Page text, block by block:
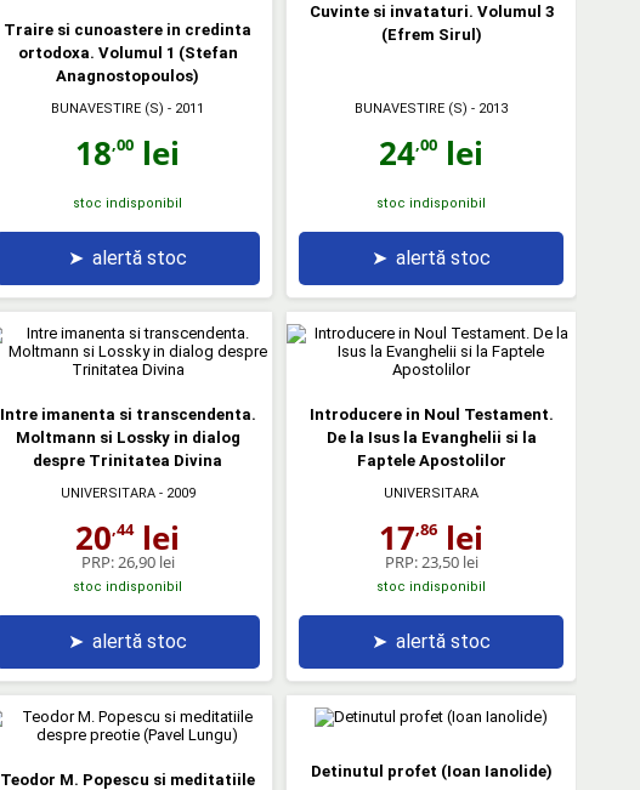
Traire si cunoastere in credinta
ortodoxa. Volumul 1 (Stefan
Anagnostopoulos)
BUNAVESTIRE (S) - 2011
18,00 lei
stoc indisponibil
➤ alertă stoc
Cuvinte si invataturi. Volumul 3
(Efrem Sirul)
BUNAVESTIRE (S) - 2013
24,00 lei
stoc indisponibil
➤ alertă stoc
Intre imanenta si transcendenta.
Moltmann si Lossky in dialog
despre Trinitatea Divina
UNIVERSITARA- 2009
20,44lei
PRP:26,90 lei
stoc indisponibil
➤ alertă stoc
Introducere in Noul Testament.
De la Isus la Evanghelii si la
Faptele Apostolilor
UNIVERSITARA
17,86 lei
PRP:23,50 lei
stoc indisponibil
➤ alertă stoc
Teodor M. Popescu si meditatiile
Detinutul profet (Ioan Ianolide)